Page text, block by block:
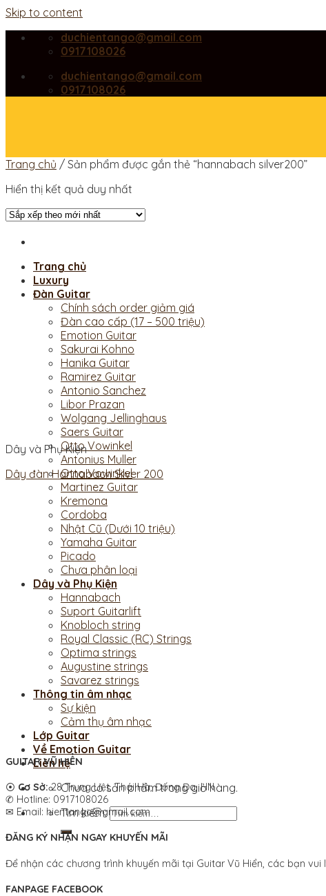
Skip to content
duchientango@gmail.com
0917108026
duchientango@gmail.com
0917108026
Trang chủ
Luxury
Đàn Guitar
Chính sách order giảm giá
Đàn cao cấp (17 – 500 triệu)
Emotion Guitar
Sakurai Kohno
Hanika Guitar
Ramirez Guitar
Antonio Sanchez
Libor Prazan
Wolgang Jellinghaus
Saers Guitar
Otto Vowinkel
Antonius Muller
Otto Vowinkel
Martinez Guitar
Kremona
Cordoba
Nhật Cũ (Dưới 10 triệu)
Yamaha Guitar
Picado
Chưa phân loại
Dây và Phụ Kiện
Hannabach
Suport Guitarlift
Knobloch string
Royal Classic (RC) Strings
Optima strings
Augustine strings
Savarez strings
Thông tin âm nhạc
Sự kiện
Cảm thụ âm nhạc
Lớp Guitar
Về Emotion Guitar
Liên hệ
Chưa có sản phẩm trong giỏ hàng.
Tìm kiếm:
Trang chủ / Sản phẩm được gắn thẻ “hannabach silver200”
Hiển thị kết quả duy nhất
Dây và Phụ Kiện
Dây đàn Hannabach Silver 200
GUITAR VŨ HIỂN
⦿ Cơ Sở:28 Trung Liệt, Thái Hà, Đống Đa, HN
✆ Hotline: 0917108026
✉ Email: hientango@gmail.com
ĐĂNG KÝ NHẬN NGAY KHUYẾN MÃI
Để nhận các chương trình khuyến mãi tại Guitar Vũ Hiển, các bạn
FANPAGE FACEBOOK